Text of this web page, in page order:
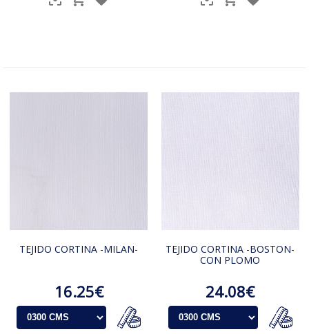
TEJIDO CORTINA -MILAN-
16.25€
TEJIDO CORTINA -BOSTON-
CON PLOMO
24.08€